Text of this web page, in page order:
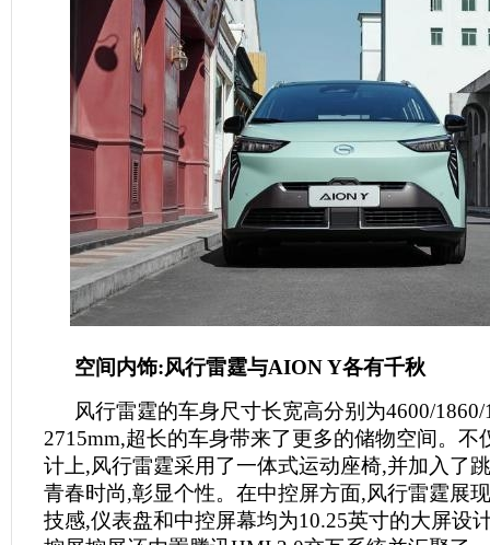
空间内饰:风行雷霆与AION Y各有千秋
风行雷霆的车身尺寸长宽高分别为4600/
2715mm,超长的车身带来了更多的储物空间。不
计上,风行雷霆采用了一体式运动座椅,并加入了
青春时尚,彰显个性。在中控屏方面,风行雷霆展
技感,仪表盘和中控屏幕均为10.25英寸的大屏设